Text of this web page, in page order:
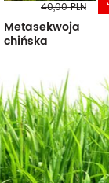
40,00PLN
Metasekwoja
chińska